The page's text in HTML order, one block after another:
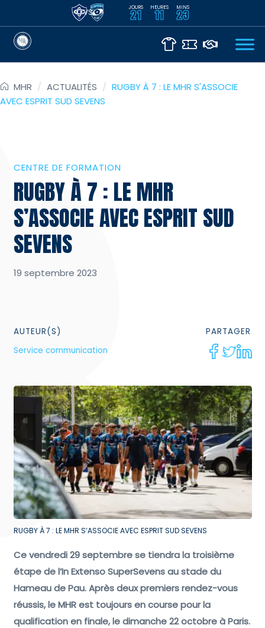
VS JOURS
21 HEURES
11 MINS
23
MHR / ACTUALITÉS / RUGBY À 7 : LE MHR S'ASSOCIE
AVEC ESPRIT SUD SEVENS
CENTRE DE FORMATION
RUGBY À 7 : LE MHR
S’ASSOCIE AVEC ESPRIT SUD
SEVENS
19 septembre 2023
AUTEUR(S)
Service communication
PARTAGER
RUGBY À 7 : LE MHR S’ASSOCIE AVEC ESPRIT SUD SEVENS
Ce vendredi 29 septembre se tiendra la troisième
étape de l’In Extenso SuperSevens au stade du
Hameau de Pau. Après deux premiers rendez-vous
réussis, le MHR est toujours en course pour la
qualification en finale, le dimanche 22 octobre à Paris.